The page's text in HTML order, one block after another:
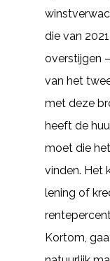
die van
overstijgen
van het
met deze
heeft de
moet die
vinden. Het
lening of
Kortom,